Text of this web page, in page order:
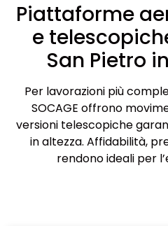
Piattaforme
e
San Pietro
Per lavorazioni più
SOCAGE offrono
versioni telescopiche
in altezza. Affidabilità,
rendono ideali per